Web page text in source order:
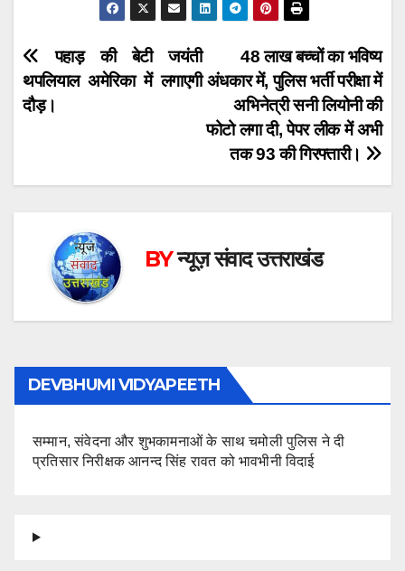
Post
navigation
48 लाख बच्चों का भविष्य
अंधकार में, पुलिस भर्ती परीक्षा में
अभिनेत्री सनी लियोनी की
फोटो लगा दी, पेपर लीक में अभी
तक 93 की गिरफ्तारी।
पहाड़ की बेटी जयंती
थपलियाल अमेरिका में लगाएगी
दौड़।
BYन्यूज़ संवाद उत्तराखंड
DEVBHUMI VIDYAPEETH
सम्मान, संवेदना और शुभकामनाओं के साथ चमोली पुलिस ने दी
प्रतिसार निरीक्षक आनन्द सिंह रावत को भावभीनी विदाई